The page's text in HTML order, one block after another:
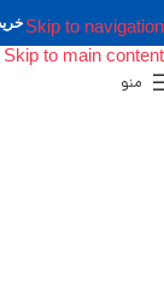
Skip to navigation
Skip to main content
منو